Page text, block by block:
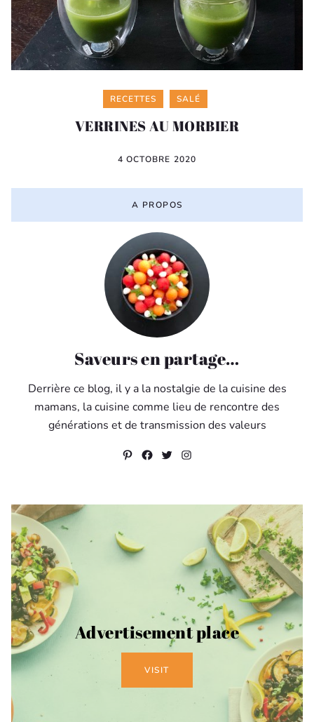
Categories
RECETTES SALÉ
VERRINES AU MORBIER
4 OCTOBRE 2020
A PROPOS
Saveurs en partage…
Derrière ce blog, il y a la nostalgie de la cuisine des
mamans, la cuisine comme lieu de rencontre des
générations et de transmission des valeurs
Pinterest
Facebook
Twitter
Instagram
Advertisement place
VISIT